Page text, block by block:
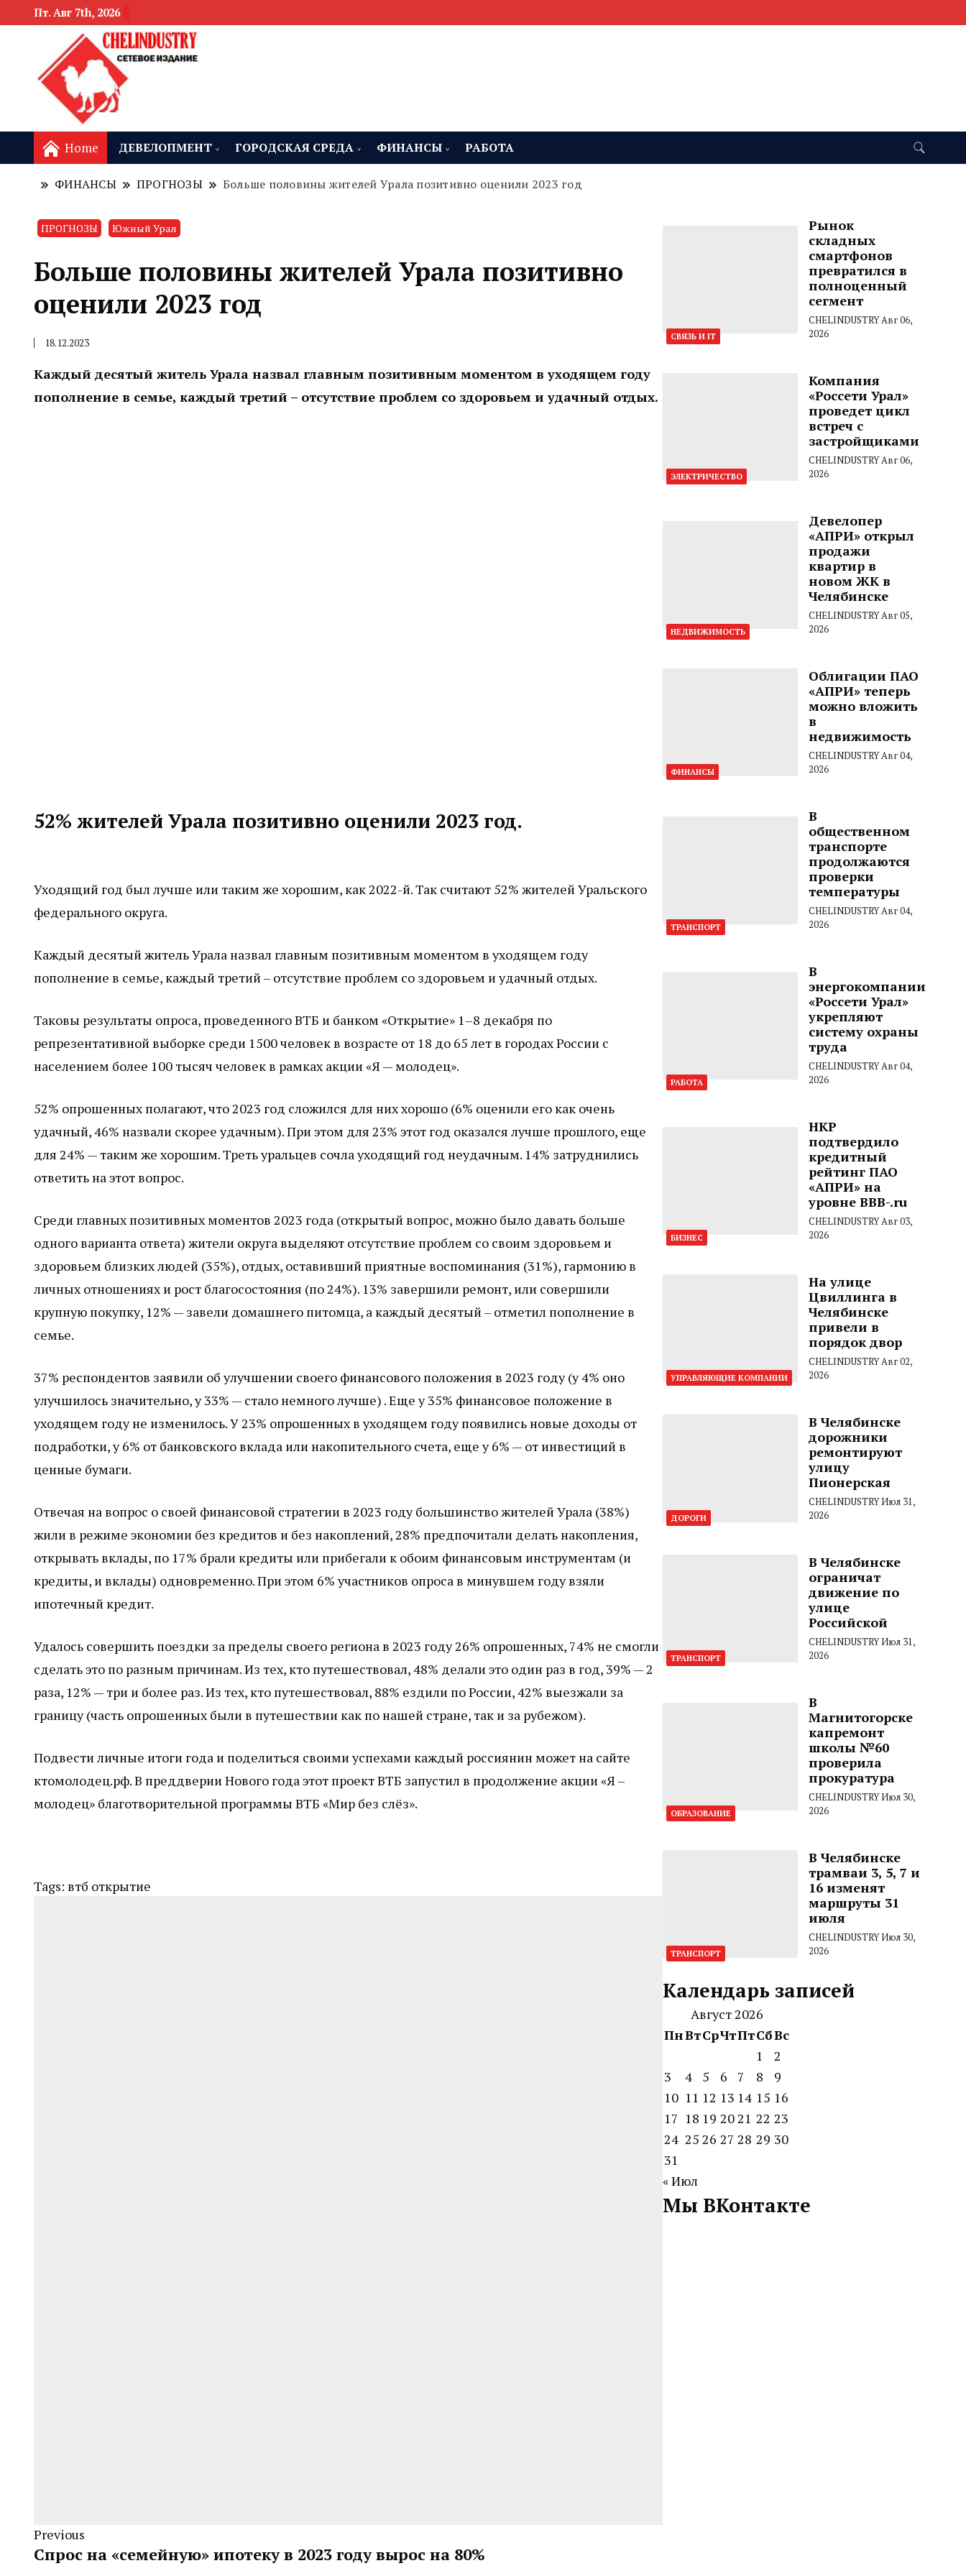
Пт. Авг 7th, 2026
Home ДЕВЕЛОПМЕНТ ГОРОДСКАЯ СРЕДА ФИНАНСЫ РАБОТА
ФИНАНСЫ ПРОГНОЗЫ Больше половины жителей Урала позитивно оценили 2023 год
ПРОГНОЗЫ Южный Урал
Больше половины жителей Урала позитивно
оценили 2023 год
18.12.2023
Каждый десятый житель Урала назвал главным позитивным моментом в уходящем году
пополнение в семье, каждый третий – отсутствие проблем со здоровьем и удачный отдых.
52% жителей Урала позитивно оценили 2023 год.
Уходящий год был лучше или таким же хорошим, как 2022-й. Так считают 52% жителей Уральского
федерального округа.
Каждый десятый житель Урала назвал главным позитивным моментом в уходящем году
пополнение в семье, каждый третий – отсутствие проблем со здоровьем и удачный отдых.
Таковы результаты опроса, проведенного ВТБ и банком «Открытие» 1–8 декабря по
репрезентативной выборке среди 1500 человек в возрасте от 18 до 65 лет в городах России с
населением более 100 тысяч человек в рамках акции «Я — молодец».
52% опрошенных полагают, что 2023 год сложился для них хорошо (6% оценили его как очень
удачный, 46% назвали скорее удачным). При этом для 23% этот год оказался лучше прошлого, еще
для 24% — таким же хорошим. Треть уральцев сочла уходящий год неудачным. 14% затруднились
ответить на этот вопрос.
Среди главных позитивных моментов 2023 года (открытый вопрос, можно было давать больше
одного варианта ответа) жители округа выделяют отсутствие проблем со своим здоровьем и
здоровьем близких людей (35%), отдых, оставивший приятные воспоминания (31%), гармонию в
личных отношениях и рост благосостояния (по 24%). 13% завершили ремонт, или совершили
крупную покупку, 12% — завели домашнего питомца, а каждый десятый – отметил пополнение в
семье.
37% респондентов заявили об улучшении своего финансового положения в 2023 году (у 4% оно
улучшилось значительно, у 33% — стало немного лучше) . Еще у 35% финансовое положение в
уходящем году не изменилось. У 23% опрошенных в уходящем году появились новые доходы от
подработки, у 6% от банковского вклада или накопительного счета, еще у 6% — от инвестиций в
ценные бумаги.
Отвечая на вопрос о своей финансовой стратегии в 2023 году большинство жителей Урала (38%)
жили в режиме экономии без кредитов и без накоплений, 28% предпочитали делать накопления,
открывать вклады, по 17% брали кредиты или прибегали к обоим финансовым инструментам (и
кредиты, и вклады) одновременно. При этом 6% участников опроса в минувшем году взяли
ипотечный кредит.
Удалось совершить поездки за пределы своего региона в 2023 году 26% опрошенных, 74% не смогли
сделать это по разным причинам. Из тех, кто путешествовал, 48% делали это один раз в год, 39% — 2
раза, 12% — три и более раз. Из тех, кто путешествовал, 88% ездили по России, 42% выезжали за
границу (часть опрошенных были в путешествии как по нашей стране, так и за рубежом).
Подвести личные итоги года и поделиться своими успехами каждый россиянин может на сайте
ктомолодец.рф. В преддверии Нового года этот проект ВТБ запустил в продолжение акции «Я –
молодец» благотворительной программы ВТБ «Мир без слёз».
Tags: втб открытие
Previous
Спрос на «семейную» ипотеку в 2023 году вырос на 80%
СВЯЗЬ И IT
Рынок
складных
смартфонов
превратился в
полноценный
сегмент
CHELINDUSTRYАвг 06,
2026
ЭЛЕКТРИЧЕСТВО
Компания
«Россети Урал»
проведет цикл
встреч с
застройщиками
CHELINDUSTRYАвг 06,
2026
НЕДВИЖИМОСТЬ
Девелопер
«АПРИ» открыл
продажи
квартир в
новом ЖК в
Челябинске
CHELINDUSTRYАвг 05,
2026
ФИНАНСЫ
Облигации ПАО
«АПРИ» теперь
можно вложить
в
недвижимость
CHELINDUSTRYАвг 04,
2026
ТРАНСПОРТ
В
общественном
транспорте
продолжаются
проверки
температуры
CHELINDUSTRYАвг 04,
2026
РАБОТА
В
энергокомпании
«Россети Урал»
укрепляют
систему охраны
труда
CHELINDUSTRYАвг 04,
2026
БИЗНЕС
НКР
подтвердило
кредитный
рейтинг ПАО
«АПРИ» на
уровне BBB-.ru
CHELINDUSTRYАвг 03,
2026
УПРАВЛЯЮЩИЕ КОМПАНИИ
На улице
Цвиллинга в
Челябинске
привели в
порядок двор
CHELINDUSTRYАвг 02,
2026
ДОРОГИ
В Челябинске
дорожники
ремонтируют
улицу
Пионерская
CHELINDUSTRYИюл 31,
2026
ТРАНСПОРТ
В Челябинске
ограничат
движение по
улице
Российской
CHELINDUSTRYИюл 31,
2026
ОБРАЗОВАНИЕ
В
Магнитогорске
капремонт
школы №60
проверила
прокуратура
CHELINDUSTRYИюл 30,
2026
ТРАНСПОРТ
В Челябинске
трамваи 3, 5, 7 и
16 изменят
маршруты 31
июля
CHELINDUSTRYИюл 30,
2026
Календарь записей
Август 2026
ПнВтСрЧтПтСбВс
1
2
3
4 5 6 7 8
9
10 11 12 13 14 15 16
17 18 19 2021 22 23
24 25 26 27 28 29 30
31
« Июл
Мы ВКонтакте